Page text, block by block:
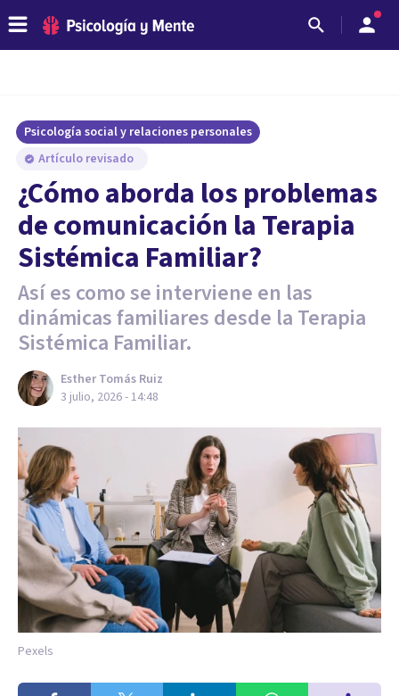
Psicología social y relaciones personales
Artículo revisado
¿Cómo aborda los problemas
de comunicación la Terapia
Sistémica Familiar?
Así es como se interviene en las
dinámicas familiares desde la Terapia
Sistémica Familiar.
Esther Tomás Ruiz
3 julio, 2026 - 14:48
Pexels